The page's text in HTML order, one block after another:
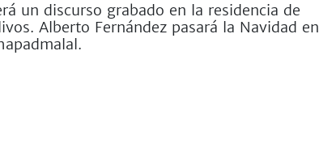
un discurso grabado en la residencia de
Alberto Fernández pasará la Navidad en